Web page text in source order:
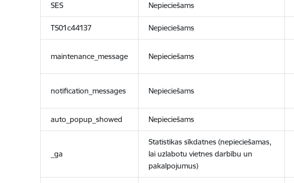
SES Nepieciešams
TS01c44137 Nepieciešams
maintenance_message Nepieciešams
notification_messages Nepieciešams
auto_popup_showed Nepieciešams
_ga
Statistikas sīkdatnes (nepieciešamas,
lai uzlabotu vietnes darbību un
pakalpojumus)